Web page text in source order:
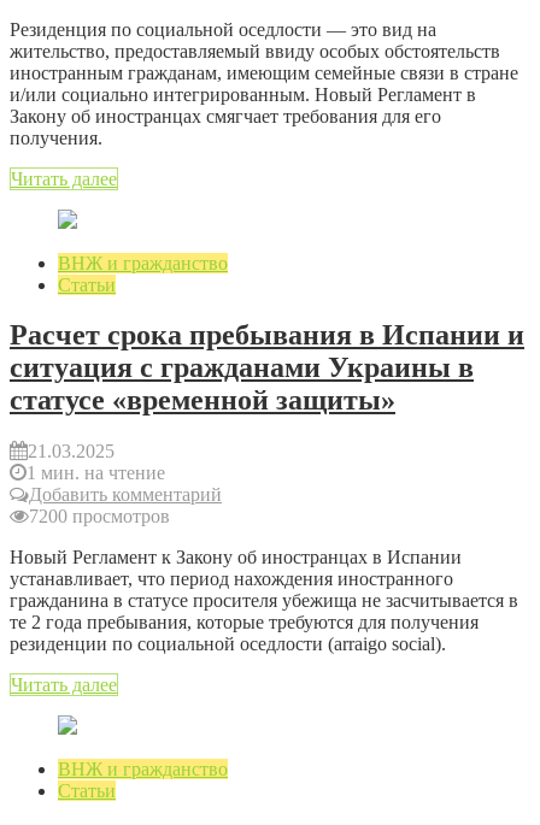
Резиденция по социальной оседлости — это вид на
жительство, предоставляемый ввиду особых обстоятельств
иностранным гражданам, имеющим семейные связи в стране
и/или социально интегрированным. Новый Регламент в
Закону об иностранцах смягчает требования для его
получения.
Читать далее
ВНЖ и гражданство
Статьи
Расчет срока пребывания в Испании и
ситуация с гражданами Украины в
статусе «временной защиты»
21.03.2025
1 мин. на чтение
Добавить комментарий
7200 просмотров
Новый Регламент к Закону об иностранцах в Испании
устанавливает, что период нахождения иностранного
гражданина в статусе просителя убежища не засчитывается в
те 2 года пребывания, которые требуются для получения
резиденции по социальной оседлости (arraigo social).
Читать далее
ВНЖ и гражданство
Статьи